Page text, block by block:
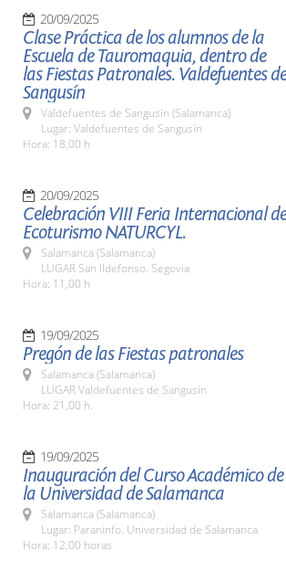
20/09/2025
Clase Práctica de los alumnos de la
Escuela de Tauromaquia, dentro de
las Fiestas Patronales. Valdefuentes de
Sangusín
Valdefuentes de Sangusín (Salamanca)
Lugar: Valdefuentes de Sangusín
Hora: 18,00 h
20/09/2025
Celebración VIII Feria Internacional de
Ecoturismo NATURCYL.
Salamanca (Salamanca)
LUGAR San Ildefonso. Segovia
Hora: 11,00 h
19/09/2025
Pregón de las Fiestas patronales
Salamanca (Salamanca)
LUGAR Valdefuentes de Sangusín
Hora: 21,00 h.
19/09/2025
Inauguración del Curso Académico de
la Universidad de Salamanca
Salamanca (Salamanca)
Lugar: Paraninfo. Universidad de Salamanca
Hora: 12,00 horas